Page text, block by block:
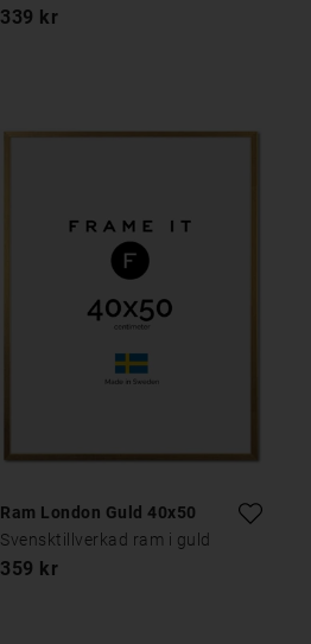
339 kr
Ram London Guld 40x50
Svensktillverkad ram i guld
359 kr